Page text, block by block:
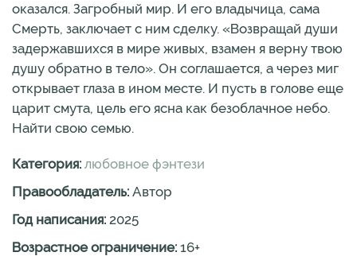
оказался. Загробный мир. И его владычица, сама
Смерть, заключает с ним сделку. «Возвращай души
задержавшихся в мире живых, взамен я верну твою
душу обратно в тело». Он соглашается, а через миг
открывает глаза в ином месте. И пусть в голове еще
царит смута, цель его ясна как безоблачное небо.
Найти свою семью.
Категория: любовное фэнтези
Правообладатель: Автор
Год написания: 2025
Возрастное ограничение: 16+